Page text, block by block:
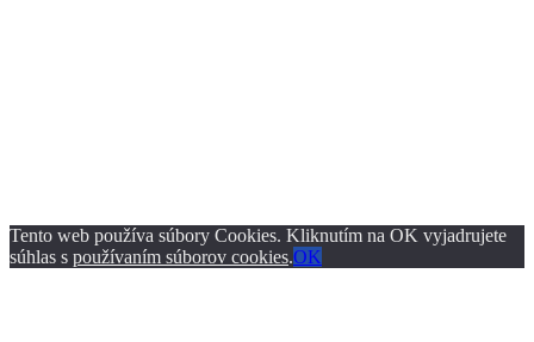
Tento web používa súbory Cookies. Kliknutím na OK vyjadrujete
súhlas s používaním súborov cookies.OK